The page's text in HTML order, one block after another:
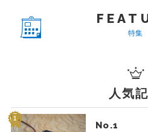
特集
人気
No.